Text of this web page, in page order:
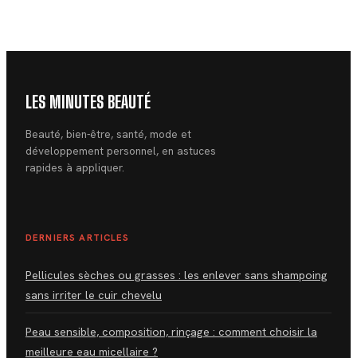
LES MINUTES BEAUTÉ
Beauté, bien-être, santé, mode et
développement personnel, en astuces
rapides à appliquer.
DERNIERS ARTICLES
Pellicules sèches ou grasses : les enlever sans shampoing
sans irriter le cuir chevelu
Peau sensible, composition, rinçage : comment choisir la
meilleure eau micellaire ?